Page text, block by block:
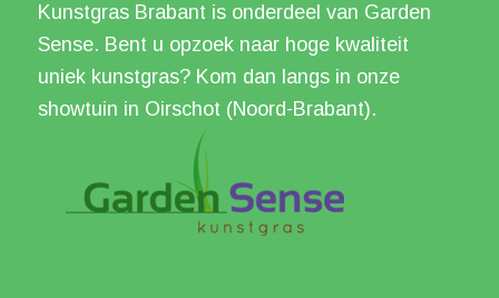
Kunstgras Brabant is onderdeel van Garden
Sense. Bent u opzoek naar hoge kwaliteit
uniek kunstgras? Kom dan langs in onze
showtuin in Oirschot (Noord-Brabant).